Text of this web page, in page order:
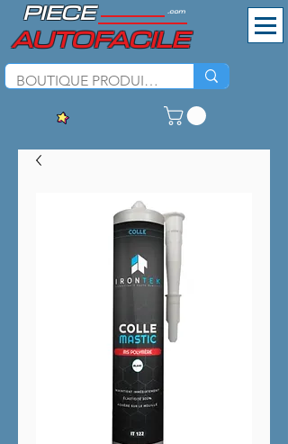
.com
PIECE
AUTOFACILE